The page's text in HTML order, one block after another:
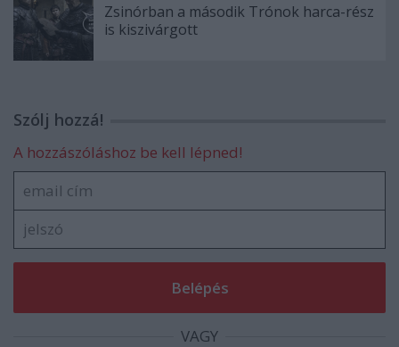
Zsinórban a második Trónok harca-rész
is kiszivárgott
Szólj hozzá!
A hozzászóláshoz be kell lépned!
VAGY